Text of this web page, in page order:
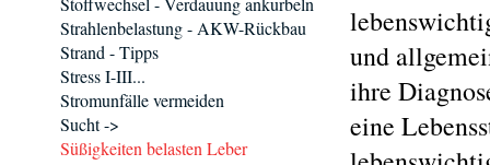
und
ihre
eine
Strahlenbelastung - AKW-Rückbau
Strand - Tipps
Stress I-III...
Stromunfälle vermeiden
Sucht ->
Süßigkeiten belasten Leber